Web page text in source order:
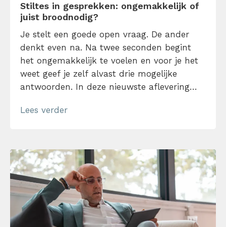
Stiltes in gesprekken: ongemakkelijk of
juist broodnodig?
Je stelt een goede open vraag. De ander
denkt even na. Na twee seconden begint
het ongemakkelijk te voelen en voor je het
weet geef je zelf alvast drie mogelijke
antwoorden. In deze nieuwste aflevering
management expert Björn Deusings met
gesprekken. Want stilte […]
Lees verder